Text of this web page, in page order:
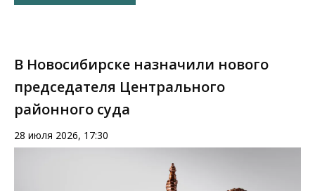
В Новосибирске назначили нового
председателя Центрального
районного суда
28 июля 2026, 17:30